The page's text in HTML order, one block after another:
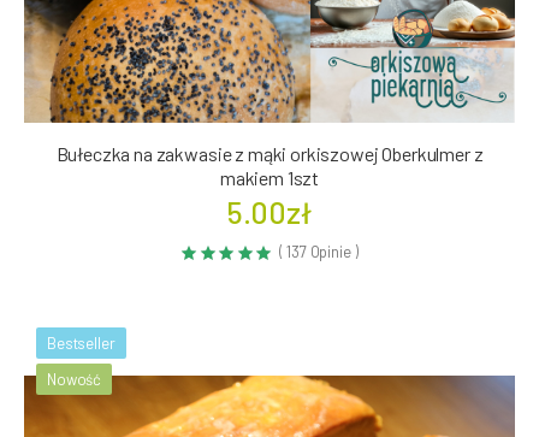
Bułeczka na zakwasie z mąki orkiszowej Oberkulmer z
makiem 1szt
5.00zł
( 137 Opinie )
Bestseller
Nowość